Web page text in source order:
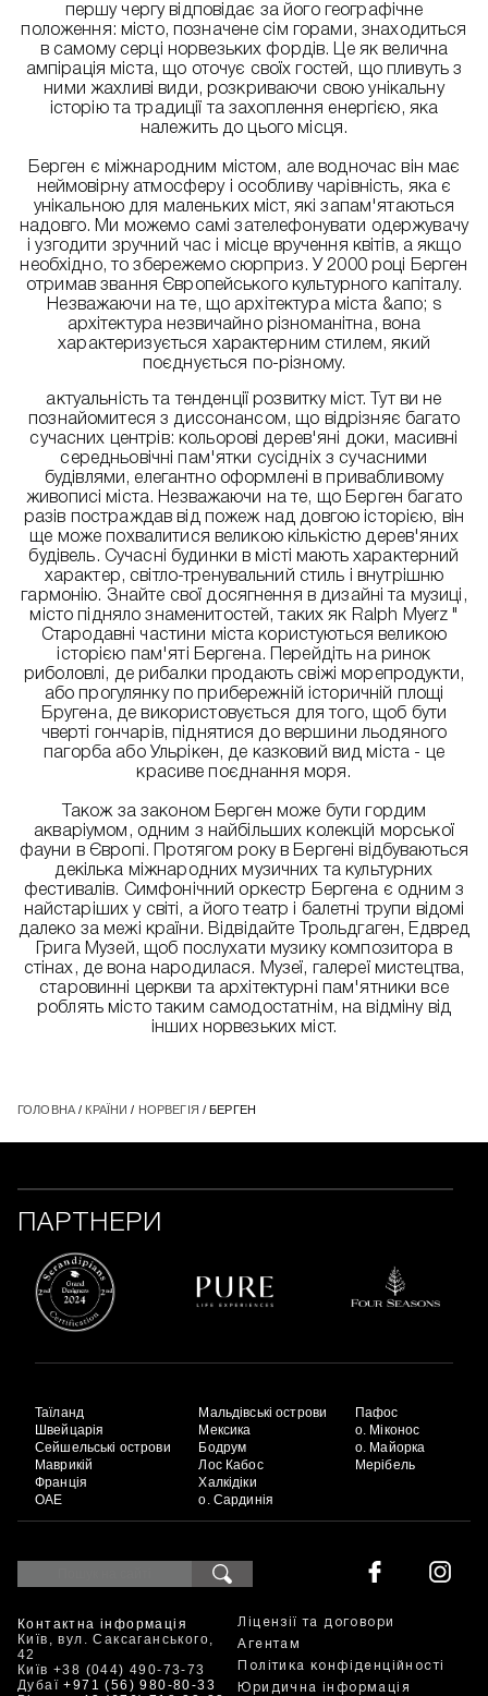
першу чергу відповідає за його географічне
положення: місто, позначене сім горами, знаходиться
в самому серці норвезьких фордів. Це як велична
ампірація міста, що оточує своїх гостей, що пливуть з
ними жахливі види, розкриваючи свою унікальну
історію та традиції та захоплення енергією, яка
належить до цього місця.
Берген є міжнародним містом, але водночас він має
неймовірну атмосферу і особливу чарівність, яка є
унікальною для маленьких міст, які запам'ятаються
надовго. Ми можемо самі зателефонувати одержувачу
і узгодити зручний час і місце вручення квітів, а якщо
необхідно, то збережемо сюрприз. У 2000 році Берген
отримав звання Європейського культурного капіталу.
Незважаючи на те, що архітектура міста &апо; s
архітектура незвичайно різноманітна, вона
характеризується характерним стилем, який
поєднується по-різному.
актуальність та тенденції розвитку міст. Тут ви не
познайомитеся з диссонансом, що відрізняє багато
сучасних центрів: кольорові дерев'яні доки, масивні
середньовічні пам'ятки сусідніх з сучасними
будівлями, елегантно оформлені в привабливому
живописі міста. Незважаючи на те, що Берген багато
разів постраждав від пожеж над довгою історією, він
ще може похвалитися великою кількістю дерев'яних
будівель. Сучасні будинки в місті мають характерний
характер, світло-тренувальний стиль і внутрішню
гармонію. Знайте свої досягнення в дизайні та музиці,
місто підняло знаменитостей, таких як Ralph Myerz "
Стародавні частини міста користуються великою
історією пам'яті Бергена. Перейдіть на ринок
риболовлі, де рибалки продають свіжі морепродукти,
або прогулянку по прибережній історичній площі
Бругена, де використовується для того, щоб бути
чверті гончарів, піднятися до вершини льодяного
пагорба або Ульрікен, де казковий вид міста - це
красиве поєднання моря.
Також за законом Берген може бути гордим
акваріумом, одним з найбільших колекцій морської
фауни в Європі. Протягом року в Бергені відбуваються
декілька міжнародних музичних та культурних
фестивалів. Симфонічний оркестр Бергена є одним з
найстаріших у світі, а його театр і балетні трупи відомі
далеко за межі країни. Відвідайте Трольдгаген, Едвред
Грига Музей, щоб послухати музику композитора в
стінах, де вона народилася. Музеї, галереї мистецтва,
старовинні церкви та архітектурні пам'ятники все
роблять місто таким самодостатнім, на відміну від
інших норвезьких міст.
ГОЛОВНА/ КРАЇНИ / НОРВЕГІЯ / БЕРГЕН
ПАРТНЕРИ
Таїланд
Швейцарія
Сейшельські острови
Маврикій
Франція
ОАЕ
Мальдівські острови
Мексика
Бодрум
Лос Кабос
Халкідіки
о. Сардинія
Пафос
о. Міконос
о. Майорка
Мерібель
Контактна інформація
Київ, вул. Саксаганського,
42
Київ +38 (044) 490-73-73
Дубаї+971 (56) 980-80-33
Ліцензії та договори
Агентам
Політика конфіденційності
Юридична інформація